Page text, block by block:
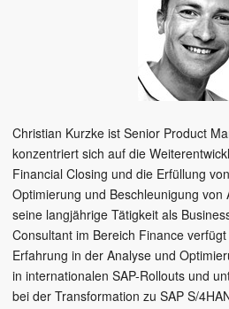
Christian Kurzke ist Senior Product
konzentriert sich auf die
Financial Closing und die Erfüllung
Optimierung und Beschleunigung von
seine langjährige Tätigkeit als
Consultant im Bereich Finance
Erfahrung in der Analyse und
in internationalen SAP-Rollouts und
bei der Transformation zu SAP S/